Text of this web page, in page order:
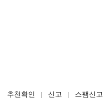
추천확인 신고 스팸신고